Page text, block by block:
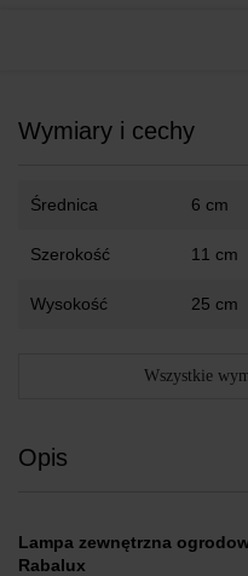
Wymiary i cechy
Średnica 6 cm
Szerokość 11 cm
Wysokość 25 cm
Wszystkie
Opis
Lampa zewnętrzna
Rabalux